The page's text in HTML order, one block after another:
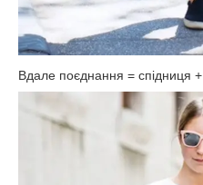
Вдале поєднання = спідниця +